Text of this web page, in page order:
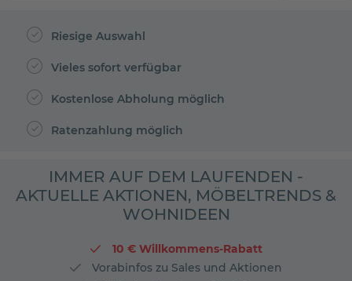
Riesige Auswahl
Vieles sofort verfügbar
Kostenlose Abholung möglich
Ratenzahlung möglich
IMMER AUF DEM LAUFENDEN -
AKTUELLE AKTIONEN, MÖBELTRENDS &
WOHNIDEEN
10 € Willkommens-Rabatt
Vorabinfos zu Sales und Aktionen